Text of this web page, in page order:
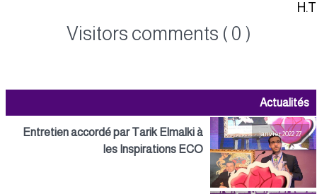
Visitors comments ( 0 )
Actualités
27 janvier 2022
Entretien accordé par Tarik Elmalki à
les Inspirations ECO